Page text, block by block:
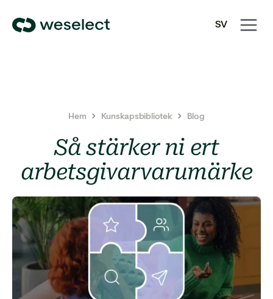
SV
Open
Close
Hem Kunskapsbibliotek Blog
Så stärker ni ert
arbetsgivarvarumärke